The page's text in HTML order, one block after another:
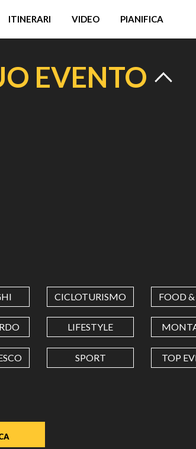
ITINERARI VIDEO PIANIFICA
EVENTO
CICLOTURISMO FOOD
LIFESTYLE
SPORT TOP